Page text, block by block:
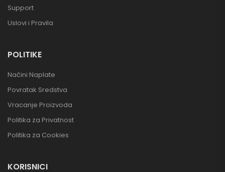
Support
Uslovi i Pravila
POLITIKE
Načini Naplate
Povratak Sredstva
Vracanje Proizvoda
Politika za Privatnost
Politika za Cookies
KORISNICI